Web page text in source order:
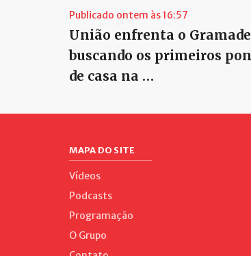
Publicado ontem às 16:57
União enfrenta o
buscando os primeiros
de casa na …
MAPA DO SITE
Vídeos
Podcasts
Programação
O Grupo